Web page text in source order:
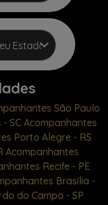
São Paulo
SC Acompanhantes
Porto Alegre - RS
Acompanhantes
Recife - PE
Brasília -
do Campo - SP